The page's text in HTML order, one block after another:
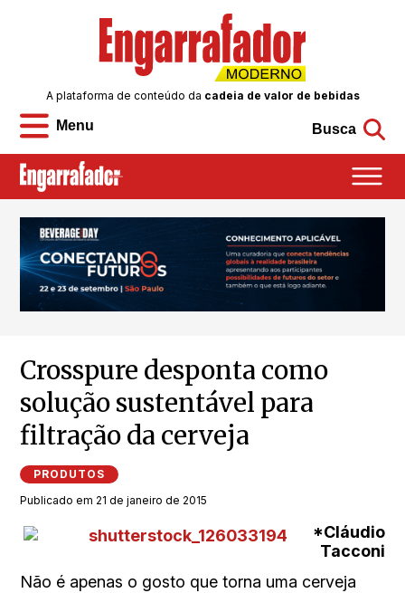
Menu
A plataforma de conteúdo da cadeia de valor de bebidas
Busca
Crosspure desponta como
solução sustentável para
filtração da cerveja
PRODUTOS
Publicado em 21 de janeiro de 2015
*Cláudio
Tacconi
Não é apenas o gosto que torna uma cerveja